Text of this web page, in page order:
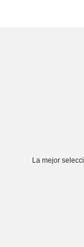
La mejor